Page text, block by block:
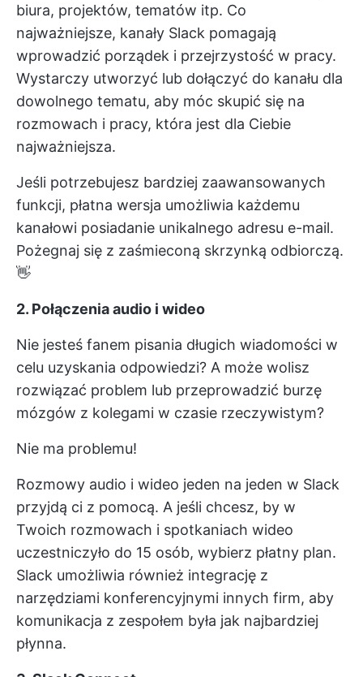
biura, projektów, tematów itp. Co
najważniejsze, kanały Slack pomagają
wprowadzić porządek i przejrzystość w pracy.
Wystarczy utworzyć lub dołączyć do kanału dla
dowolnego tematu, aby móc skupić się na
rozmowach i pracy, która jest dla Ciebie
najważniejsza.
Jeśli potrzebujesz bardziej zaawansowanych
funkcji, płatna wersja umożliwia każdemu
kanałowi posiadanie unikalnego adresu e-mail.
Pożegnaj się z zaśmieconą skrzynką odbiorczą.
👋
2. Połączenia audio i wideo
Nie jesteś fanem pisania długich wiadomości w
celu uzyskania odpowiedzi? A może wolisz
rozwiązać problem lub przeprowadzić burzę
mózgów z kolegami w czasie rzeczywistym?
Nie ma problemu!
Rozmowy audio i wideo jeden na jeden w Slack
przyjdą ci z pomocą. A jeśli chcesz, by w
Twoich rozmowach i spotkaniach wideo
uczestniczyło do 15 osób, wybierz płatny plan.
Slack umożliwia również integrację z
narzędziami konferencyjnymi innych firm, aby
komunikacja z zespołem była jak najbardziej
płynna.